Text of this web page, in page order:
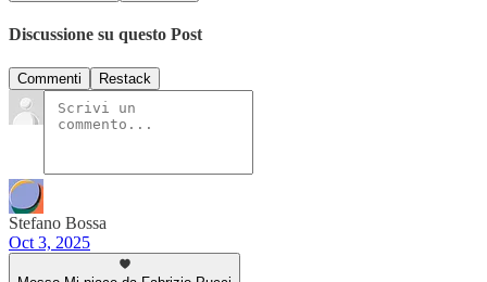
Discussione su questo Post
Commenti Restack
Stefano Bossa
Oct 3, 2025